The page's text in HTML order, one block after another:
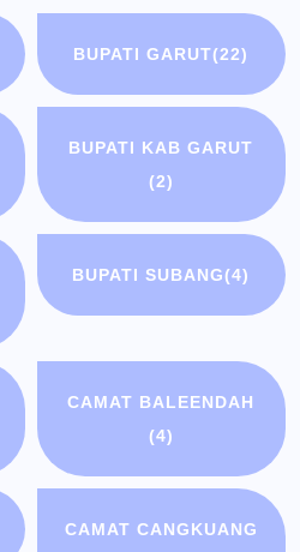
BUPATI GARUT(22)
BUPATI KAB GARUT
(2)
BUPATI SUBANG(4)
CAMAT BALEENDAH
(4)
CAMAT CANGKUANG